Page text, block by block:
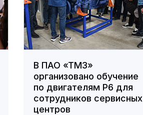
В ПАО «ТМЗ»
организовано обучение
по двигателям Р6 для
сотрудников сервисных
центров